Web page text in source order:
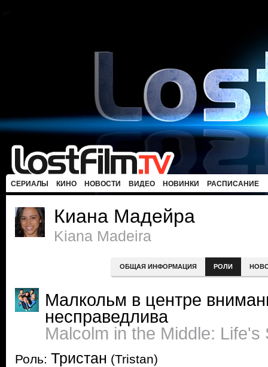
СЕРИАЛЫ КИНО НОВОСТИ ВИДЕО НОВИНКИ РАСПИСАНИЕ
Киана Мадейра
Kiana Madeira
ОБЩАЯ ИНФОРМАЦИЯ РОЛИ
Малкольм в центре
несправедлива
Malcolm in the Middle: Life's
Роль: Тристан (Tristan)